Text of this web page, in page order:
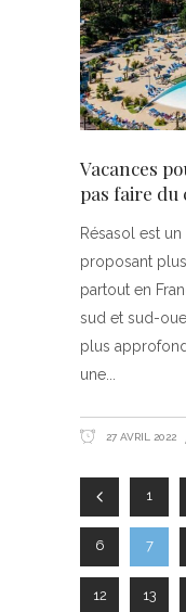
Vacances
pas faire du
Résasol est
proposant
partout en
sud et sud-
plus
une
27 AVRIL 2022
1
6 7
12 13